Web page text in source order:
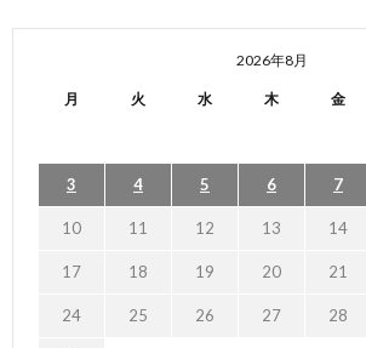
2026年8月
月 火 水 木 金
3 4 5 6 7
10 11 12 13 14
17 18 19 20 21
24 25 26 27 28